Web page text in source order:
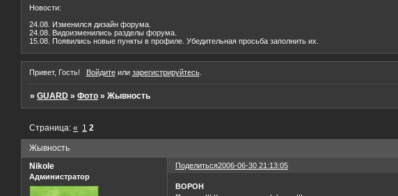
Новости:
24.08. Изменился дизайн форума.
24.08. Видоизменились разделы форума.
15.08. Появились новые пункты в профиле. Убедительная просьба заполнить их.
Привет, Гость! Войдитеили зарегистрируйтесь.
»GUARD »Фото »Жывность
Жывность
Страница:« 1 2
Поделиться2006-06-30 21:13:05
Nikole
Администратор
BOPOH